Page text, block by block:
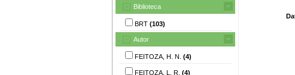
Biblioteca
BRT (103)
Autor
FEITOZA, H. N. (4)
FEITOZA, L. R. (4)